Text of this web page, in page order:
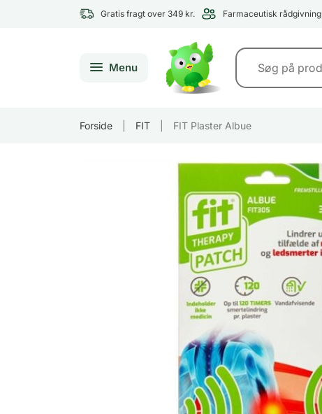
Gratis fragt over 349 kr. Farmaceutisk rådgivning
Menu
Forside FIT FIT Plaster Albue